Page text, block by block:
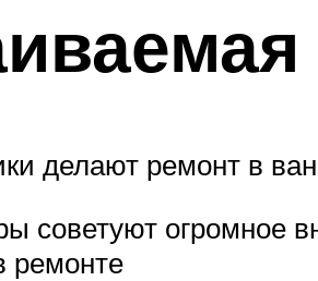
делают ремонт в
советуют огромное
ремонте